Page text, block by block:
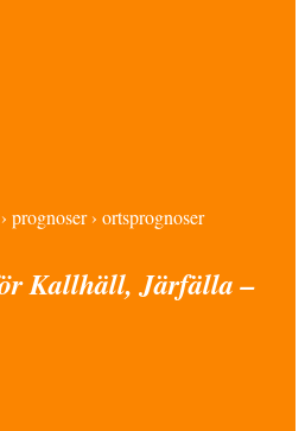
prognoser › ortsprognoser
Kallhäll, Järfälla –